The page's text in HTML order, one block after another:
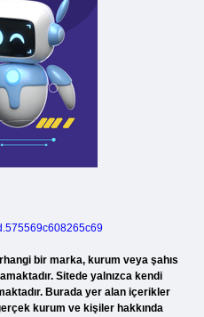
bir marka, kurum veya şahıs
Sitede yalnızca kendi
Burada yer alan içerikler
kurum ve kişiler hakkında